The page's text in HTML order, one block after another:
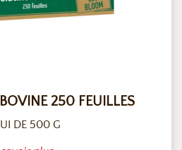
250 FEUILLES
DE 500 G